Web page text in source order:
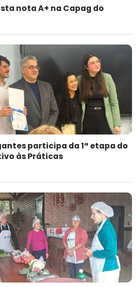
nota A+ na Capag do
participa da 1ª etapa do
às Práticas